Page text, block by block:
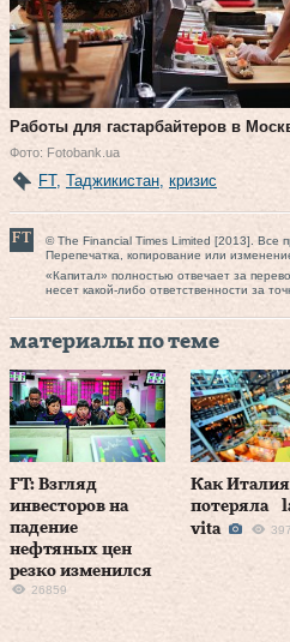
Работы для гастарбайтеров в
Фото: Fotobank.ua
FT, Таджикистан кризис
© The Financial Times Limited [2013]. Все
Перепечатка, копирование или
«Капитал» полностью отвечает за
несет какой-либо ответственности за
материалы по теме
FT: Взгляд
инвесторов на
падение
нефтяных цен
резко изменился
26859
Как Италия
потеряла
vita